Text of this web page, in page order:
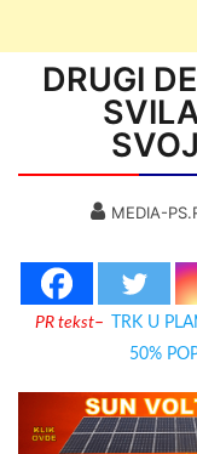
DRUGI
MEDIA-
PR tekst–
TRK U
50%